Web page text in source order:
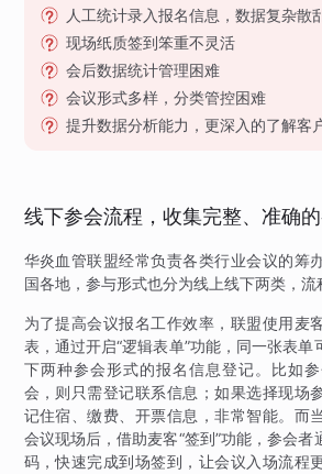
人工统计录入报名信息，数据复杂散
现场纸质签到笨重不灵活
会后数据统计管理困难
会议形式多样，分类管控困难
提升数据分析能力，更深入的了解客
线下参会流程，收集完整、准确
华炎血管联盟经常负责各类行业会议的筹
国各地，参与形式也分为线上线下两类，流
为了提高会议报名工作效率，联盟使用麦
表，通过开启“逻辑表单”功能，同一张表
下两种参会形式的报名信息登记。比如
会，则只需登记联系信息；如果选择现场
记住宿、缴费、开票信息，非常智能。而
会议现场后，借助麦客“签到”功能，参会
码，快速完成到场签到，让会议入场流程